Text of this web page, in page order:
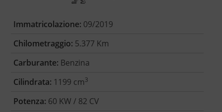
Immatricolazione: 09/2019
Chilometraggio: 5.377 Km
Carburante: Benzina
Cilindrata: 1199 cm3
Potenza: 60 KW / 82 CV